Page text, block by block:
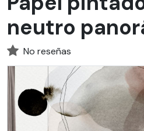
neutro
No reseñas